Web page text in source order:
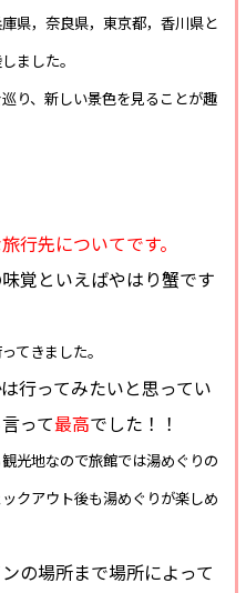
県，奈良県，東京都，香川県と
ました。
り、新しい景色を見ることが趣
行先についてです。
覚といえばやはり蟹です
てきました。
行ってみたいと思ってい
って最高でした！！
光地なので旅館では湯めぐりの
クアウト後も湯めぐりが楽しめ
の場所まで場所によって